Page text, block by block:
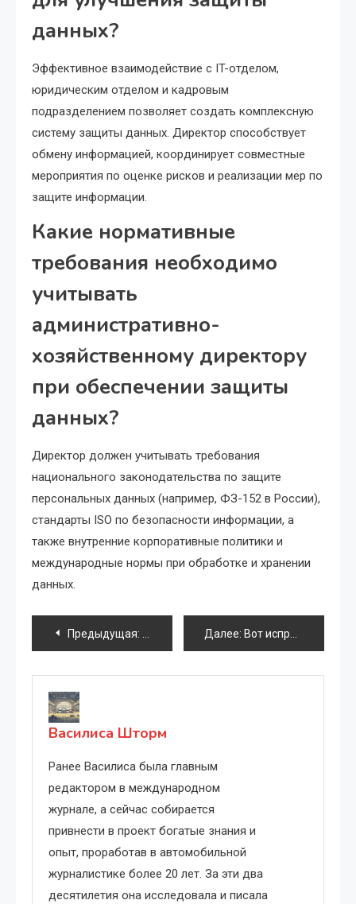
данных?
Эффективное взаимодействие с IT-отделом,
юридическим отделом и кадровым
подразделением позволяет создать комплексную
систему защиты данных. Директор способствует
обмену информацией, координирует совместные
мероприятия по оценке рисков и реализации мер по
защите информации.
Какие нормативные
требования необходимо
учитывать
административно-
хозяйственному директору
при обеспечении защиты
данных?
Директор должен учитывать требования
национального законодательства по защите
персональных данных (например, ФЗ-152 в России),
стандарты ISO по безопасности информации, а
также внутренние корпоративные политики и
международные нормы при обработке и хранении
данных.
Навигация
по
записям
Предыдущая: Организация отдыха сотрудников:
Далее: Вот исправленная и более лаконичная версия meta title до 70 символов: Управление связью: роль админхоздиректора в обеспечении телефонии и интернета Длина: 69 символов Если нужно короче либо с другими акцентами — уточните!
Василиса Шторм
Ранее Василиса была главным
редактором в международном
журнале, а сейчас собирается
привнести в проект богатые знания и
опыт, проработав в автомобильной
журналистике более 20 лет. За эти два
десятилетия она исследовала и писала